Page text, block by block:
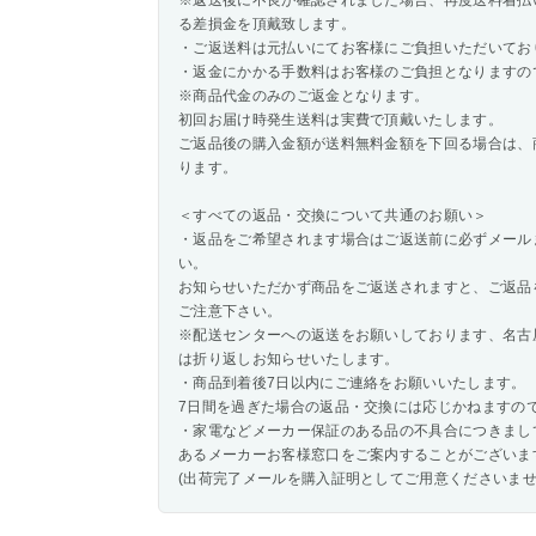
る差損金を頂戴致します。
・ご返送料は元払いにてお客様にご負担いただいて
・返金にかかる手数料はお客様のご負担となります
※商品代金のみのご返金となります。
初回お届け時発生送料は実費で頂戴いたします。
ご返品後の購入金額が送料無料金額を下回る場合は
ります。
＜すべての返品・交換について共通のお願い＞
・返品をご希望されます場合はご返送前に必ずメー
い。
お知らせいただかず商品をご返送されますと、ご返
ご注意下さい。
※配送センターへの返送をお願いしております、名
は折り返しお知らせいたします。
・商品到着後7日以内にご連絡をお願いいたします。
7日間を過ぎた場合の返品・交換には応じかねますの
・家電などメーカー保証のある品の不具合につきま
あるメーカーお客様窓口をご案内することがございま
(出荷完了メールを購入証明としてご用意くださいま